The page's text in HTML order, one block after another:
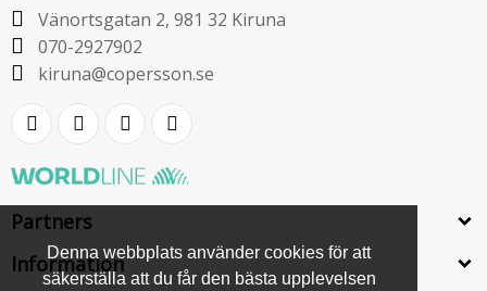
Denna webbplats använder cookies för att
säkerställa att du får den bästa upplevelsen
Vänortsgatan 2, 981 32 Kiruna
070-2927902
kiruna@copersson.se
Partners
Information